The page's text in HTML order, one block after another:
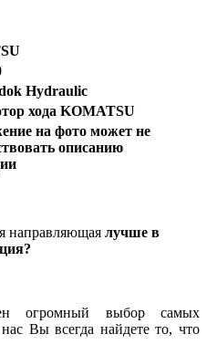
Hydraulic
хода KOMATSU
на фото может не
описанию
направляющая лучше в
огромный выбор самых
Вы всегда найдете то, что